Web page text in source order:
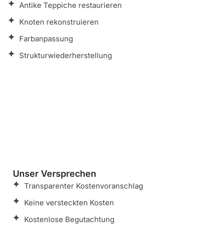
Antike Teppiche restaurieren
Knoten rekonstruieren
Farbanpassung
Strukturwiederherstellung
Unser Versprechen
Transparenter Kostenvoranschlag
Keine versteckten Kosten
Kostenlose Begutachtung